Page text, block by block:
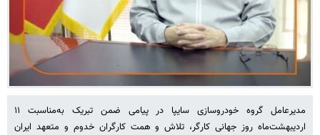
مدیرعامل گروه خودروسازی سایپا در پیامی ضمن تبریک به‌مناسبت ۱۱
اردیبهشت‌ماه روز جهانی کارگر، تلاش و همت کارگران خدوم و متعهد ایران